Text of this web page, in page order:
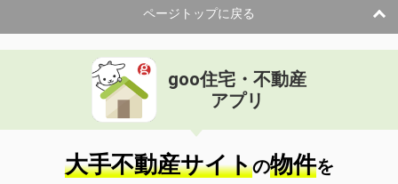
ページトップに戻る
goo住宅・不動産
アプリ
大手不動産サイトの物件を